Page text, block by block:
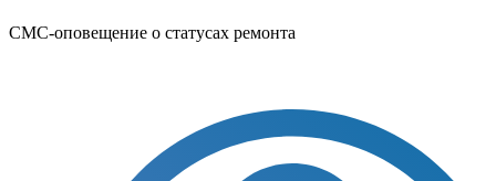
СМС-оповещение о статусах ремонта